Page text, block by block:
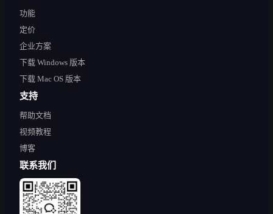
功能
定价
企业方案
下载 Windows 版本
下载 Mac OS 版本
支持
帮助文档
视频教程
博客
联系我们